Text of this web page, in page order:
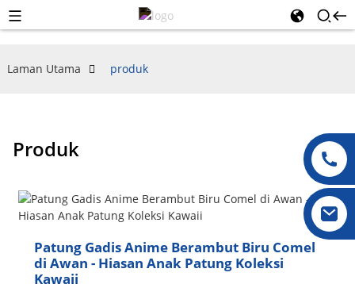
Laman Utama produk
Produk
Patung Gadis Anime Berambut Biru Comel
di Awan - Hiasan Anak Patung Koleksi
Kawaii